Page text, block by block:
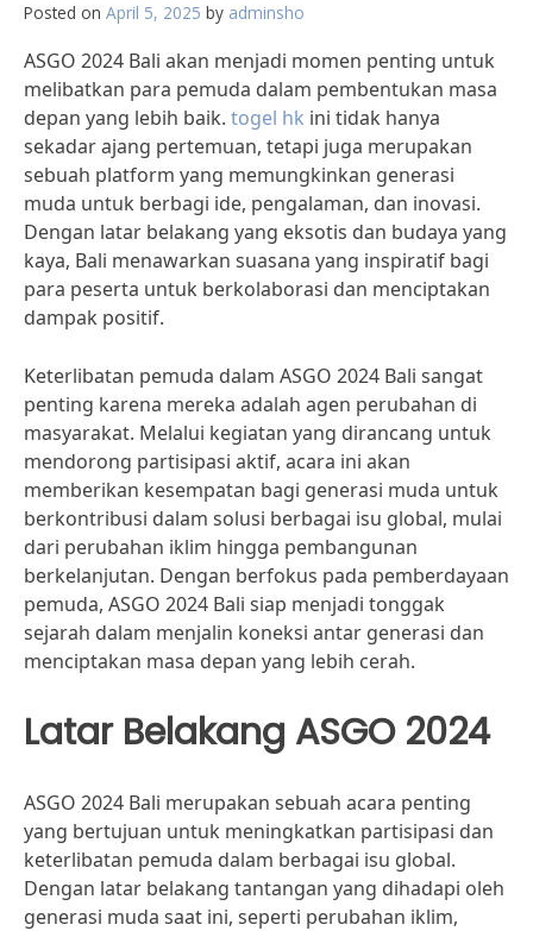
Posted on April 5, 2025 by adminsho
ASGO 2024 Bali akan menjadi momen penting untuk
melibatkan para pemuda dalam pembentukan masa
depan yang lebih baik. togel hk ini tidak hanya
sekadar ajang pertemuan, tetapi juga merupakan
sebuah platform yang memungkinkan generasi
muda untuk berbagi ide, pengalaman, dan inovasi.
Dengan latar belakang yang eksotis dan budaya yang
kaya, Bali menawarkan suasana yang inspiratif bagi
para peserta untuk berkolaborasi dan menciptakan
dampak positif.
Keterlibatan pemuda dalam ASGO 2024 Bali sangat
penting karena mereka adalah agen perubahan di
masyarakat. Melalui kegiatan yang dirancang untuk
mendorong partisipasi aktif, acara ini akan
memberikan kesempatan bagi generasi muda untuk
berkontribusi dalam solusi berbagai isu global, mulai
dari perubahan iklim hingga pembangunan
berkelanjutan. Dengan berfokus pada pemberdayaan
pemuda, ASGO 2024 Bali siap menjadi tonggak
sejarah dalam menjalin koneksi antar generasi dan
menciptakan masa depan yang lebih cerah.
Latar Belakang ASGO 2024
ASGO 2024 Bali merupakan sebuah acara penting
yang bertujuan untuk meningkatkan partisipasi dan
keterlibatan pemuda dalam berbagai isu global.
Dengan latar belakang tantangan yang dihadapi oleh
generasi muda saat ini, seperti perubahan iklim,